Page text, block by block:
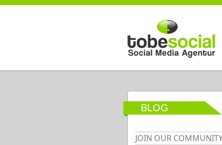
Direkt zum Inhalt
BLOG
JOIN OUR